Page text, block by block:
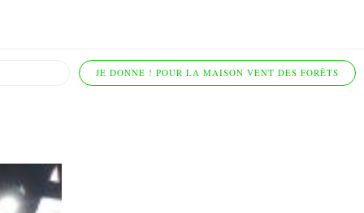
JE DONNE ! POUR LA MAISON VENT DES FORÊTS